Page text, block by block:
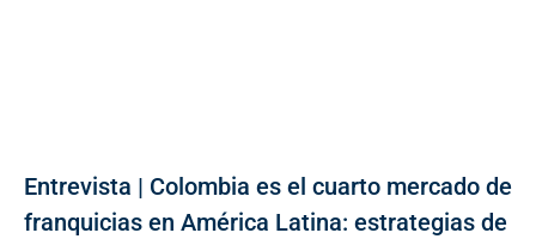
Entrevista | Colombia es el cuarto mercado de
franquicias en América Latina: estrategias de